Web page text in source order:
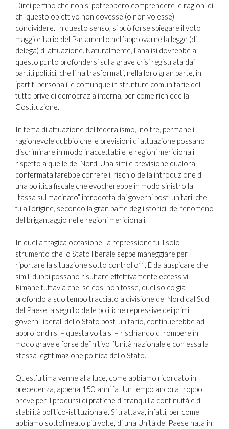
Direi perfino che non si potrebbero comprendere le ragioni di
chi questo obiettivo non dovesse (o non volesse)
condividere. In questo senso, si può forse spiegare il voto
maggioritario del Parlamento nell’approvarne la legge (di
delega) di attuazione. Naturalmente, l’analisi dovrebbe a
questo punto profondersi sulla grave crisi registrata dai
partiti politici, che li ha trasformati, nella loro gran parte, in
‘partiti personali’ e comunque in strutture comunitarie del
tutto prive di democrazia interna, per come richiede la
Costituzione.
In tema di attuazione del federalismo, inoltre, permane il
ragionevole dubbio che le previsioni di attuazione possano
discriminare in modo inaccettabile le regioni meridionali
rispetto a quelle del Nord. Una simile previsione qualora
confermata farebbe correre il rischio della introduzione di
una politica fiscale che evocherebbe in modo sinistro la
“tassa sul macinato” introdotta dai governi post-unitari, che
fu all’origine, secondo la gran parte degli storici, del fenomeno
del brigantaggio nelle regioni meridionali.
In quella tragica occasione, la repressione fu il solo
strumento che lo Stato liberale seppe maneggiare per
riportare la situazione sotto controllo44. È da auspicare che
simili dubbi possano risultare effettivamente eccessivi.
Rimane tuttavia che, se così non fosse, quel solco già
profondo a suo tempo tracciato a divisione del Nord dal Sud
del Paese, a seguito delle politiche repressive dei primi
governi liberali dello Stato post-unitario, continuerebbe ad
approfondirsi – questa volta sì – rischiando di rompere in
modo grave e forse definitivo l’Unità nazionale e con essa la
stessa legittimazione politica dello Stato.
Quest’ultima venne alla luce, come abbiamo ricordato in
precedenza, appena 150 anni fa! Un tempo ancora troppo
breve per il prodursi di pratiche di tranquilla continuità e di
stabilità politico-istituzionale. Si trattava, infatti, per come
abbiamo sottolineato più volte, di una Unità del Paese nata in